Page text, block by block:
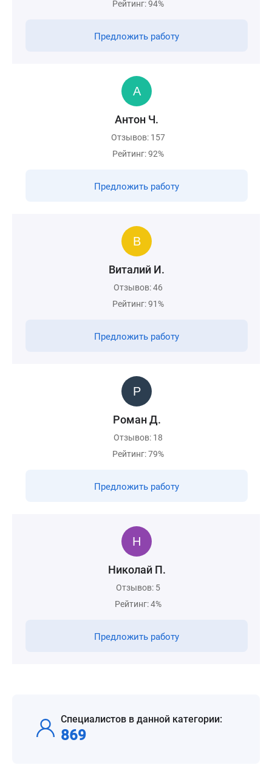
Рейтинг: 94%
Предложить работу
Антон Ч.
Отзывов: 157
Рейтинг: 92%
Предложить работу
Виталий И.
Отзывов: 46
Рейтинг: 91%
Предложить работу
Роман Д.
Отзывов: 18
Рейтинг: 79%
Предложить работу
Николай П.
Отзывов: 5
Рейтинг: 4%
Предложить работу
Специалистов в данной категории:
869